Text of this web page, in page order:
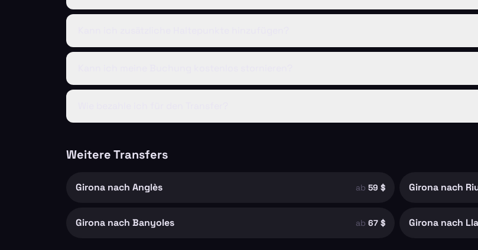
Weitere Transfers
Girona nach Anglès ab 59 $ Girona nach
Girona nach Banyoles ab 67 $ Girona nach